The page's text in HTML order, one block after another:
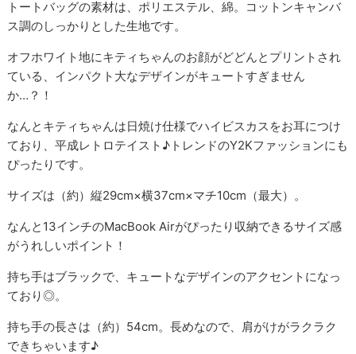
トートバッグの素材は、ポリエステル、綿。コットンキャンバ
ス調のしっかりとした生地です。
オフホワイト地にキティちゃんのお顔がどどんとプリントされ
ている、インパクト大なデザインがキュートすぎません
か…？！
なんとキティちゃんは日焼け仕様でハイビスカスをお耳につけ
ており、平成レトロテイスト♪トレンドのY2Kファッションにも
ぴったりです。
サイズは（約）縦29cm×横37cm×マチ10cm（最大）。
なんと13インチのMacBook Airがぴったり収納できるサイズ感
がうれしいポイント！
持ち手はブラックで、キュートなデザインのアクセントになっ
ており◎。
持ち手の長さは（約）54cm。長めなので、肩がけがラクラク
できちゃいます♪